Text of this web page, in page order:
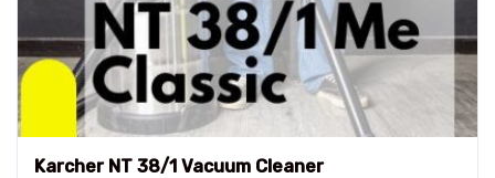
Karcher NT 38/1 Vacuum Cleaner